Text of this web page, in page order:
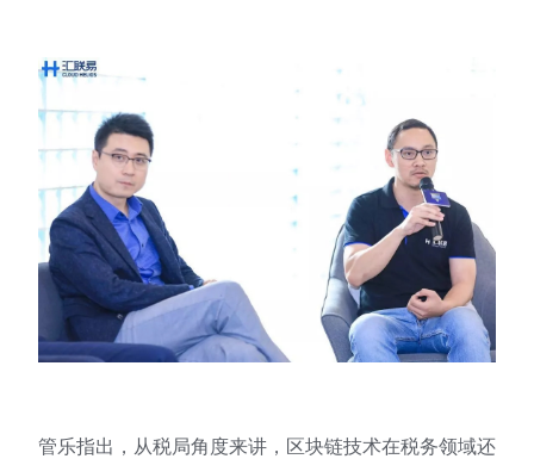
管乐指出，从税局角度来讲，区块链技术在税务领域还